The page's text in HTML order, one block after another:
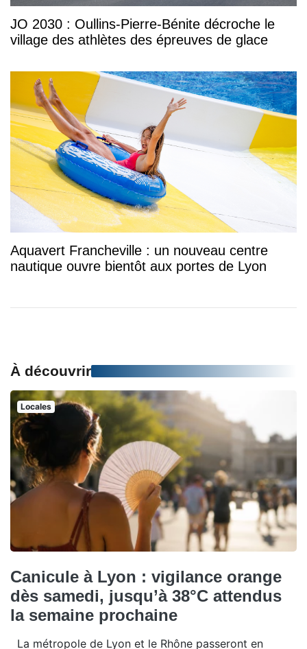
JO 2030 : Oullins-Pierre-Bénite décroche le
village des athlètes des épreuves de glace
Aquavert Francheville : un nouveau centre
nautique ouvre bientôt aux portes de Lyon
À découvrir
Locales
Canicule à Lyon : vigilance orange
dès samedi, jusqu’à 38°C attendus
la semaine prochaine
La métropole de Lyon et le Rhône passeront en